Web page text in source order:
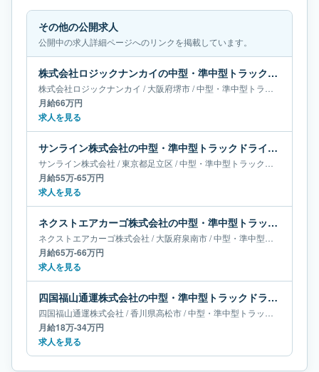
その他の公開求人
公開中の求人詳細ページへのリンクを掲載しています。
株式会社ロジックナンカイの中型・準中型トラックドライバー求人｜大阪府堺市｜月給66万円
株式会社ロジックナンカイ /大阪府堺市/中型・準中型トラックドライバー
月給66万円
求人を見る
サンライン株式会社の中型・準中型トラックドライバー求人｜東京都足立区｜月給55万-65万円
サンライン株式会社 /東京都足立区 /中型・準中型トラックドライバー
月給55万-65万円
求人を見る
ネクストエアカーゴ株式会社の中型・準中型トラックドライバー求人｜大阪府泉南市｜月給65万-66万円
ネクストエアカーゴ株式会社 /大阪府泉南市/中型・準中型トラックドライバー
月給65万-66万円
求人を見る
四国福山通運株式会社の中型・準中型トラックドライバー求人｜香川県高松市｜月給18万-34万円
四国福山通運株式会社 /香川県高松市/中型・準中型トラックドライバー
月給18万-34万円
求人を見る